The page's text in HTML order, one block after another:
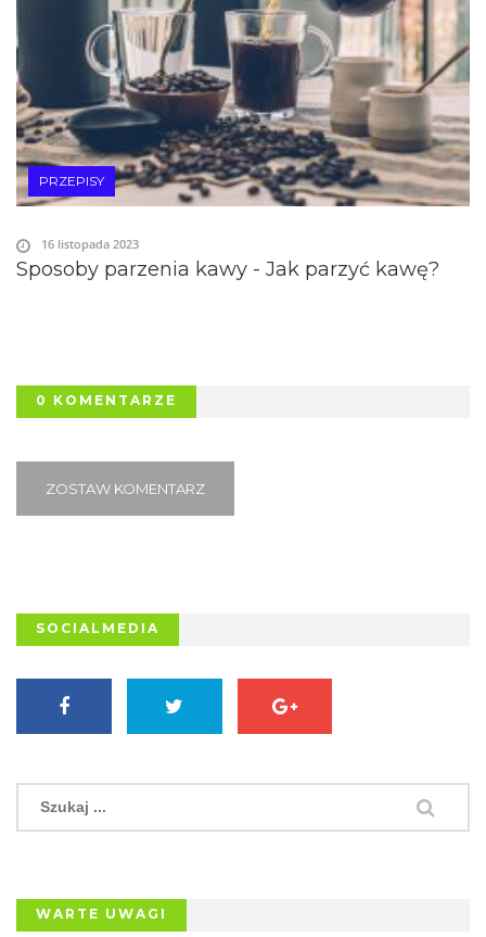
PRZEPISY
Sposoby parzenia kawy - Jak parzyć kawę?
16 listopada 2023
0 KOMENTARZE
ZOSTAW KOMENTARZ
SOCIALMEDIA
WARTE UWAGI